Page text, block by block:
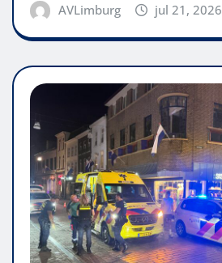
AVLimburg jul 21, 2026